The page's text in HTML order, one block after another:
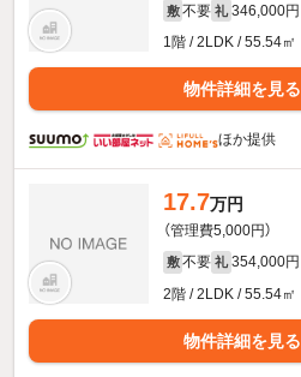
敷 不要 礼 346,000円
1階 / 2LDK / 55.54㎡
物件詳細を見る
ほか提供
17.7万円
（管理費5,000円）
敷 不要 礼 354,000円
2階 / 2LDK / 55.54㎡
物件詳細を見る